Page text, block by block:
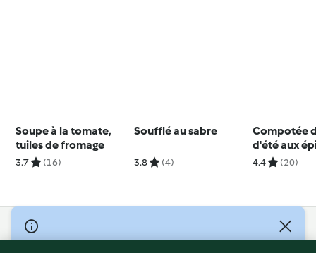
Soupe à la tomate,
tuiles de fromage
3.7 (16)
Soufflé au sabre
3.8 (4)
Compotée
d'été aux
4.4 (20)
© Copyright 2026